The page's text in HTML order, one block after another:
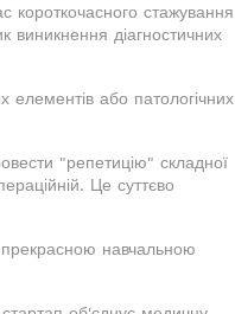
короткочасного стажування
виникнення діагностичних
елементів або патологічних
"репетицію" складної
Це суттєво
навчальною